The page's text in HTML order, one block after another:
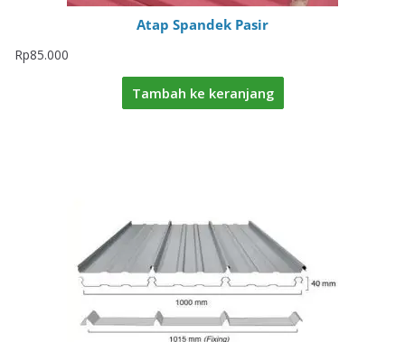
Atap Spandek Pasir
Rp85.000
Tambah ke keranjang